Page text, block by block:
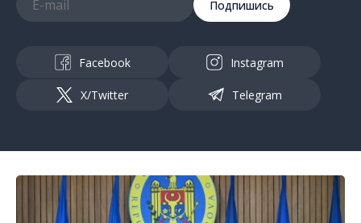
Подпишись
Facebook Instagram
X/Twitter Telegram